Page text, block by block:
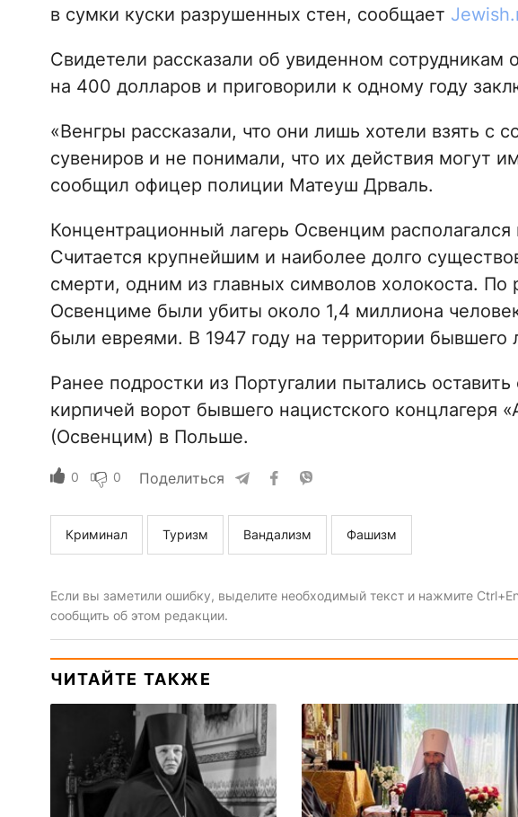
в сумки куски разрушенных стен, сообщает
Свидетели рассказали об увиденном сотрудникам
на 400 долларов и приговорили к одному году
«Венгры рассказали, что они лишь хотели взять с
сувениров и не понимали, что их действия могут
сообщил офицер полиции Матеуш Дрваль.
Концентрационный лагерь Освенцим
Считается крупнейшим и наиболее долго
смерти, одним из главных символов холокоста.
Освенциме были убиты около 1,4 миллиона
были евреями. В 1947 году на территории бывшего
Ранее подростки из Португалии пытались
кирпичей ворот бывшего нацистского концлагеря
(Освенцим) в Польше.
0 0 Поделиться
Криминал Туризм Вандализм Фашизм
Если вы заметили ошибку, выделите необходимый текст и нажмите
сообщить об этом редакции.
ЧИТАЙТЕ ТАКЖЕ